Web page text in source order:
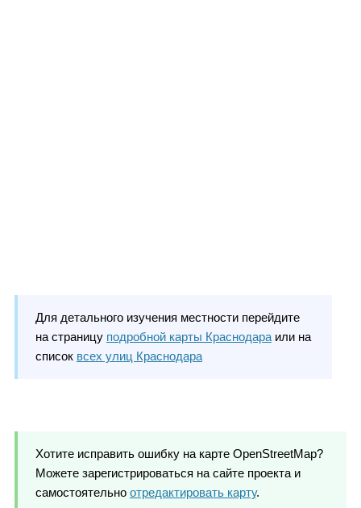
Для детального изучения местности перейдите
на страницу подробной карты Краснодараили на
список всех улиц Краснодара
Хотите исправить ошибку на карте OpenStreetMap?
Можете зарегистрироваться на сайте проекта и
самостоятельно отредактировать карту.